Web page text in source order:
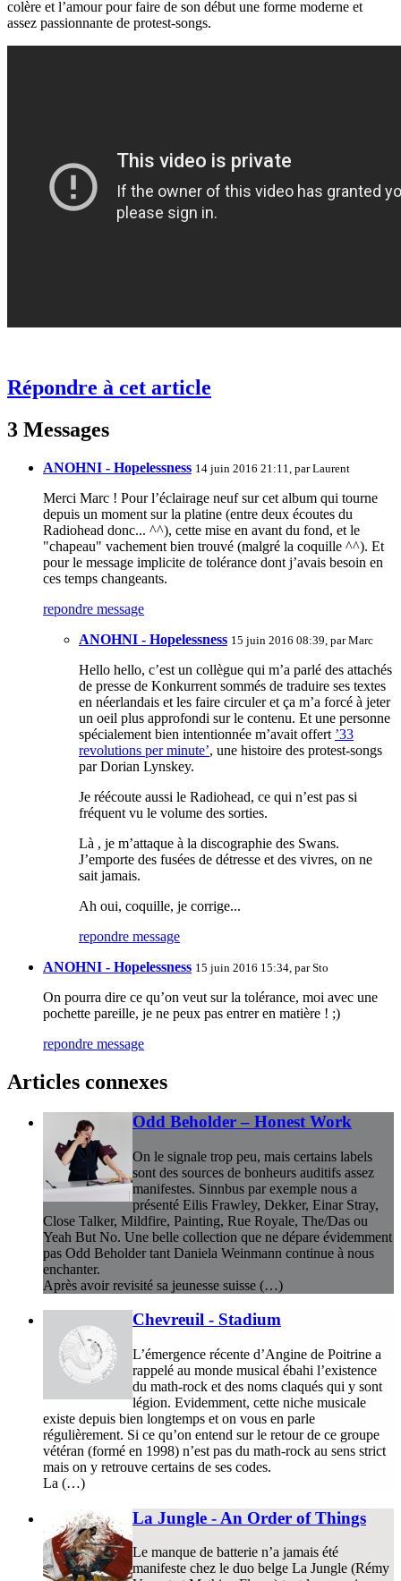
colère et l’amour pour faire de son début une forme moderne et
assez passionnante de protest-songs.
Répondre à cet article
3 Messages
ANOHNI - Hopelessness 14 juin 2016 21:11, parLaurent
Merci Marc ! Pour l’éclairage neuf sur cet album qui tourne
depuis un moment sur la platine (entre deux écoutes du
Radiohead donc... ^^), cette mise en avant du fond, et le
"chapeau" vachement bien trouvé (malgré la coquille ^^). Et
pour le message implicite de tolérance dont j’avais besoin en
ces temps changeants.
repondre message
ANOHNI - Hopelessness 15 juin 2016 08:39, parMarc
Hello hello, c’est un collègue qui m’a parlé des attachés
de presse de Konkurrent sommés de traduire ses textes
en néerlandais et les faire circuler et ça m’a forcé à jeter
un oeil plus approfondi sur le contenu. Et une personne
spécialement bien intentionnée m’avait offert ’33
revolutions per minute’, une histoire des protest-songs
par Dorian Lynskey.
Je réécoute aussi le Radiohead, ce qui n’est pas si
fréquent vu le volume des sorties.
Là , je m’attaque à la discographie des Swans.
J’emporte des fusées de détresse et des vivres, on ne
sait jamais.
Ah oui, coquille, je corrige...
repondre message
ANOHNI - Hopelessness 15 juin 2016 15:34, parSto
On pourra dire ce qu’on veut sur la tolérance, moi avec une
pochette pareille, je ne peux pas entrer en matière ! ;)
repondre message
Articles connexes
Odd Beholder – Honest Work
On le signale trop peu, mais certains labels
sont des sources de bonheurs auditifs assez
manifestes. Sinnbus par exemple nous a
présenté Eilis Frawley, Dekker, Einar Stray,
Close Talker, Mildfire, Painting, Rue Royale, The/Das ou
Yeah But No. Une belle collection que ne dépare évidemment
pas Odd Beholder tant Daniela Weinmann continue à nous
enchanter.
Après avoir revisité sa jeunesse suisse (…)
Chevreuil - Stadium
L’émergence récente d’Angine de Poitrine a
rappelé au monde musical ébahi l’existence
du math-rock et des noms claqués qui y sont
légion. Evidemment, cette niche musicale
existe depuis bien longtemps et on vous en parle
régulièrement. Si ce qu’on entend sur le retour de ce groupe
vétéran (formé en 1998) n’est pas du math-rock au sens strict
mais on y retrouve certains de ses codes.
La (…)
La Jungle - An Order of Things
Le manque de batterie n’a jamais été
manifeste chez le duo belge La Jungle (Rémy